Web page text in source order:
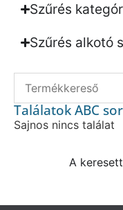
Szűrés
Szűrés alkotó
Találatok ABC
Sajnos nincs találat
A